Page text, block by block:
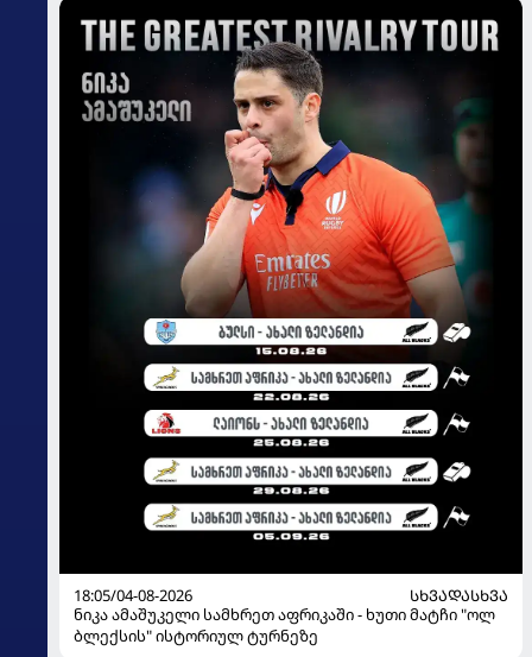
18:05/04-08-2026
ᲡᲮᲕᲐᲓᲐᲡᲮᲕᲐ
ნიკა ამაშუკელი სამხრეთ აფრიკაში - ხუთი მატჩი "ოლ
ბლექსის" ისტორიულ ტურნეზე